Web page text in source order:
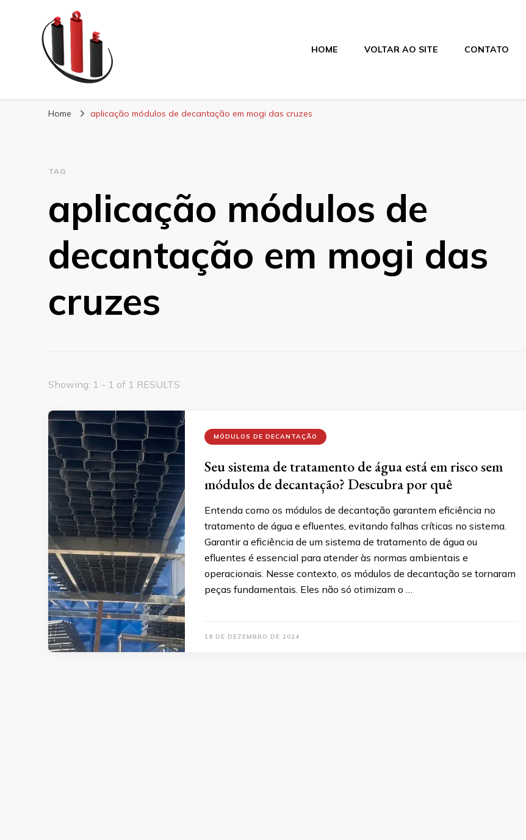
Blog Soe Laminados
HOME VOLTAR AO SITE CONTATO
Home aplicação módulos de decantação em mogi das cruzes
TAG
aplicação módulos de
decantação em mogi das
cruzes
Showing: 1 - 1 of 1 RESULTS
MÓDULOS DE DECANTAÇÃO
Seu sistema de tratamento de água está em risco sem
módulos de decantação? Descubra por quê
Entenda como os módulos de decantação garantem eficiência no
tratamento de água e efluentes, evitando falhas críticas no sistema.
Garantir a eficiência de um sistema de tratamento de água ou
efluentes é essencial para atender às normas ambientais e
operacionais. Nesse contexto, os módulos de decantação se tornaram
peças fundamentais. Eles não só otimizam o …
18 DE DEZEMBRO DE 2024